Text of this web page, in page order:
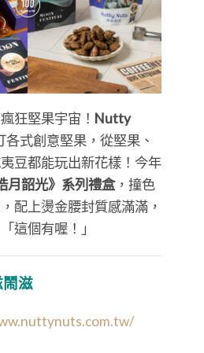
狂堅果宇宙！ Nutty
各式創意堅果，從堅果、
豆都能玩出新花樣！今年
月韶光》系列禮盒，撞色
配上燙金腰封質感滿滿，
這個有喔！」
滋